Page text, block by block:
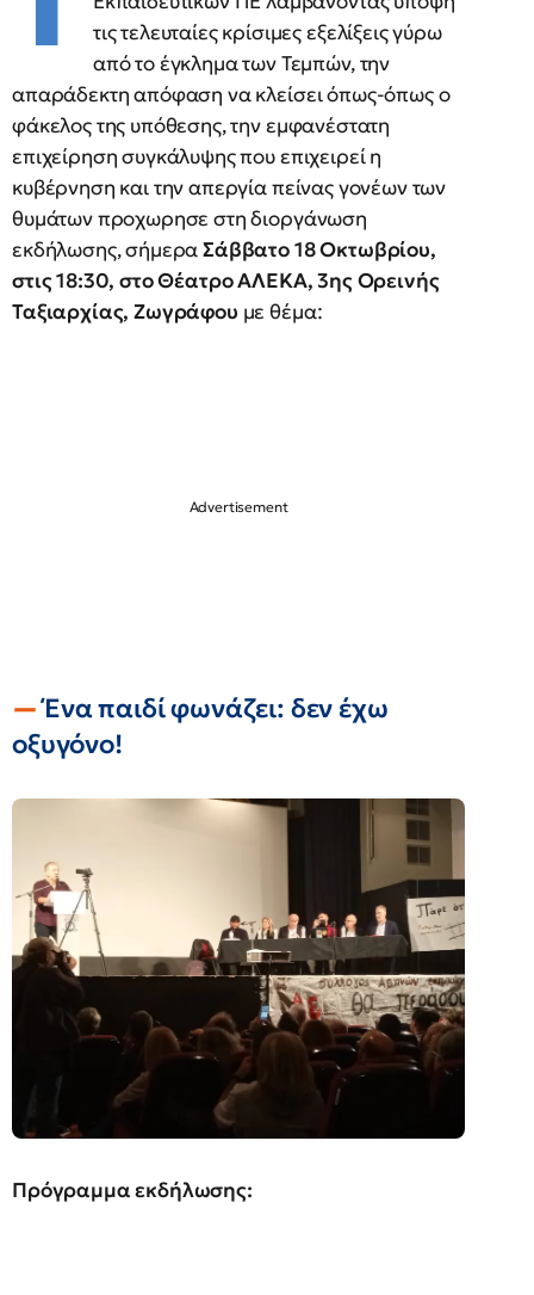
τις τελευταίες κρίσιμες εξελίξεις γύρω
από το έγκλημα των Τεμπών, την
απαράδεκτη απόφαση να κλείσει όπως-όπως ο
φάκελος της υπόθεσης, την εμφανέστατη
επιχείρηση συγκάλυψης που επιχειρεί η
κυβέρνηση και την απεργία πείνας γονέων των
θυμάτων προχωρησε στη διοργάνωση
εκδήλωσης, σήμεραΣάββατο 18 Οκτωβρίου,
στις 18:30, στο Θέατρο ΑΛΕΚΑ, 3ης Ορεινής
Ταξιαρχίας, Ζωγράφου με θέμα:
Ένα παιδί φωνάζει: δεν έχω
οξυγόνο!
Πρόγραμμα εκδήλωσης: